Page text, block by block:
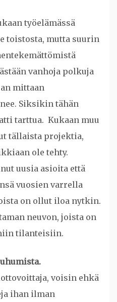
työelämässä
toistosta, mutta suurin
vanhoja polkuja
mittaan
Siksikin tähän
tarttua. Kukaan muu
tällaista projektia,
ole tehty.
uusia asioita että
vuosien varrella
on ollut iloa nytkin.
neuvon, joista on
tilanteisiin.
voisin ehkä
ihan ilman